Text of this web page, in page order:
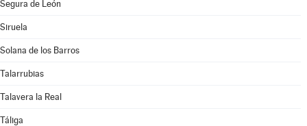
Segura de León
Siruela
Solana de los Barros
Talarrubias
Talavera la Real
Táliga